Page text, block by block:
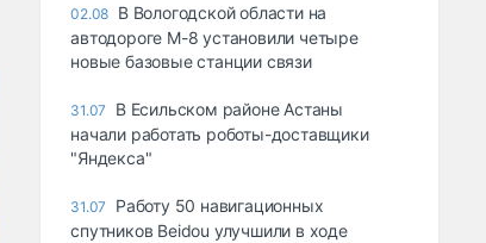
02.08 В Вологодской области на
автодороге М-8 установили четыре
новые базовые станции связи
31.07
В Есильском районе Астаны
начали работать роботы-доставщики
"Яндекса"
31.07
Работу 50 навигационных
спутников Beidou улучшили в ходе